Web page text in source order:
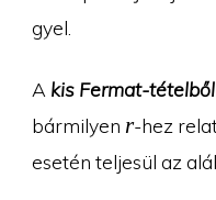
gyel.
A kis Fermat-tételből
bármilyen r
r-hez
esetén teljesül az